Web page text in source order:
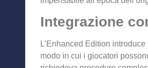
Integrazione
L’Enhanced Edition introduce
modo in cui i giocatori